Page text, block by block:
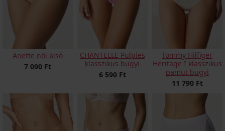
Anette női alsó
7 090 Ft
CHANTELLE Pulpies
klasszikus bugyi
6 590 Ft
Tommy Hilfiger
Heritage I klasszikus
pamut bugyi
11 790 Ft